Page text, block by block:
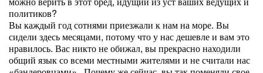
политиков?
Вы каждый год сотнями приезжали к нам на море. Вы
сидели здесь месяцами, потому что у нас дешевле и вам это
нравилось. Вас никто не обижал, вы прекрасно находили
общий язык со всеми местными жителями и не считали нас